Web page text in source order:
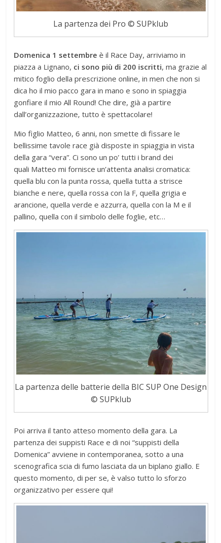
La partenza dei Pro © SUPklub
Domenica 1 settembre è il Race Day, arriviamo in
piazza a Lignano, ci sono più di 200 iscritti, ma grazie al
mitico foglio della prescrizione online, in men che non si
dica ho il mio pacco gara in mano e sono in spiaggia
gonfiare il mio All Round! Che dire, già a partire
dall’organizzazione, tutto è spettacolare!
Mio figlio Matteo, 6 anni, non smette di fissare le
bellissime tavole race già disposte in spiaggia in vista
della gara “vera”. Ci sono un po’ tutti i brand dei
quali Matteo mi fornisce un’attenta analisi cromatica:
quella blu con la punta rossa, quella tutta a strisce
bianche e nere, quella rossa con la F, quella grigia e
arancione, quella verde e azzurra, quella con la M e il
pallino, quella con il simbolo delle foglie, etc…
La partenza delle batterie della BIC SUP One Design
© SUPklub
Poi arriva il tanto atteso momento della gara. La
partenza dei suppisti Race e di noi “suppisti della
Domenica” avviene in contemporanea, sotto a una
scenografica scia di fumo lasciata da un biplano giallo. E
questo momento, di per se, è valso tutto lo sforzo
organizzativo per essere qui!